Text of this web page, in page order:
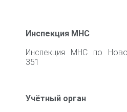
Инспекция МНС
Инспекция МНС по
351
Учётный орган